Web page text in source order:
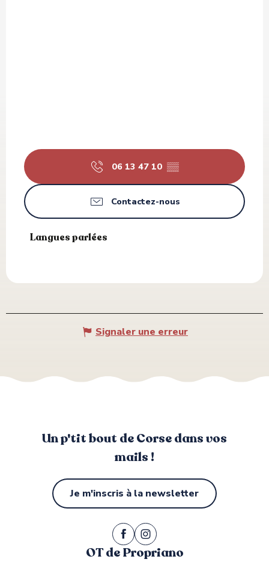
06 13 47 10 ▒▒
Contactez-nous
Langues parlées
Langues parlées
Signaler une erreur
Un p'tit bout de Corse dans vos
mails !
Je m'inscris à la newsletter
OT de Propriano